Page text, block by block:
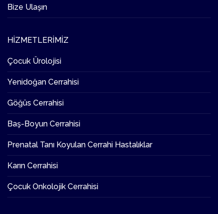
Bize Ulaşın
HIZMETLERIMIZ
Çocuk Ürolojisi
Yenidoğan Cerrahisi
Göğüs Cerrahisi
Baş-Boyun Cerrahisi
Prenatal Tanı Koyulan Cerrahi Hastalıklar
Karın Cerrahisi
Çocuk Onkolojik Cerrahisi